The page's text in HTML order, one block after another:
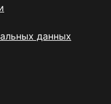
данных